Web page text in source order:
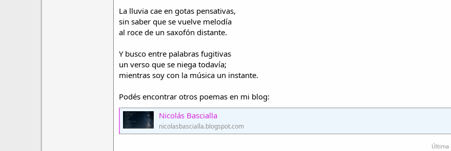
La lluvia cae en gotas pensativas,
sin saber que se vuelve melodía
al roce de un saxofón distante.
Y busco entre palabras fugitivas
un verso que se niega todavía;
mientras soy con la música un instante.
Podés encontrar otros poemas en mi blog:
Nicolás Bascialla
nicolasbascialla.blogspot.com
Última